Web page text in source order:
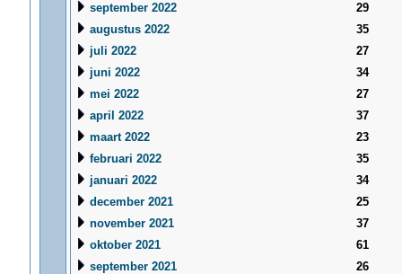
september 2022
29
augustus 2022
35
juli 2022
27
juni 2022
34
mei 2022
27
april 2022
37
maart 2022
23
februari 2022
35
januari 2022
34
december 2021
25
november 2021
37
oktober 2021
61
september 2021
26